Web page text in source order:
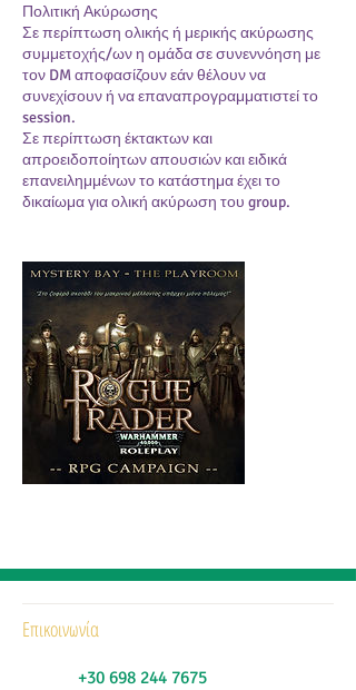
Πολιτική Ακύρωσης
Σε περίπτωση ολικής ή μερικής ακύρωσης
συμμετοχής/ων η ομάδα σε συνεννόηση με
τον DM αποφασίζουν εάν θέλουν να
συνεχίσουν ή να επαναπρογραμματιστεί το
session.
Σε περίπτωση έκτακτων και
απροειδοποίητων απουσιών και ειδικά
επανειλημμένων το κατάστημα έχει το
δικαίωμα για ολική ακύρωση του group.
Επικοινωνία
+30 698 244 7675